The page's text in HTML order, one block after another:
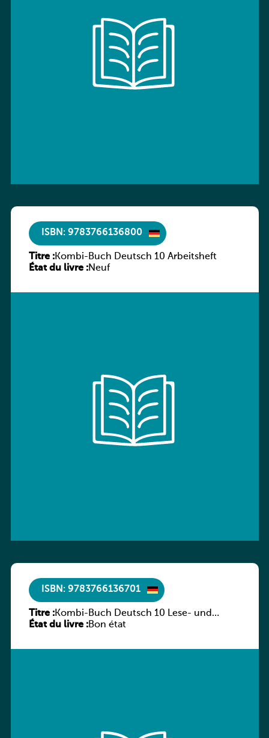
ISBN: 9783766136800
Titre :Kombi-Buch Deutsch 10 Arbeitsheft
État du livre :Neuf
ISBN: 9783766136701
Titre :Kombi-Buch Deutsch 10 Lese- und
Sprachbuch
État du livre :Bon état